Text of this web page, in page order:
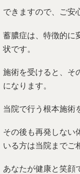
できますので、ご安
蓄膿症は、特徴的に
状です。
施術を受けると、そ
になります。
当院で行う根本施術
その後も再発しない
いる方は当院までご
あなたが健康と笑顔